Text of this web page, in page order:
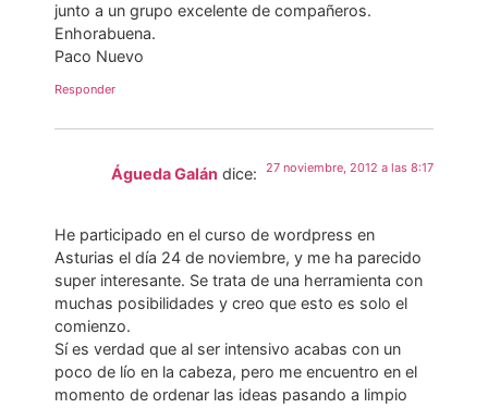
junto a un grupo excelente de compañeros.
Enhorabuena.
Paco Nuevo
Responder
Águeda Galán dice: 27 noviembre, 2012 a las 8:17
He participado en el curso de wordpress en
Asturias el día 24 de noviembre, y me ha parecido
super interesante. Se trata de una herramienta con
muchas posibilidades y creo que esto es solo el
comienzo.
Sí es verdad que al ser intensivo acabas con un
poco de lío en la cabeza, pero me encuentro en el
momento de ordenar las ideas pasando a limpio